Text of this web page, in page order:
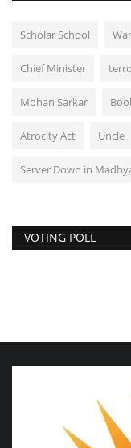
Scholar School
Chief Minister
Mohan Sarkar
Atrocity Act Uncle
Server Down in
VOTING POLL